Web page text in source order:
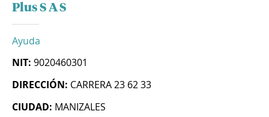
Plus S A S
Ayuda
NIT: 9020460301
DIRECCIÓN: CARRERA 23 62 33
CIUDAD: MANIZALES